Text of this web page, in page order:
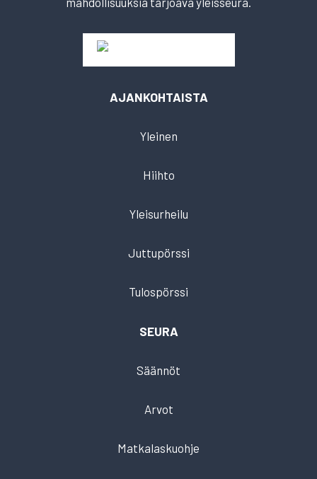
AJANKOHTAISTA
Yleinen
Hiihto
Yleisurheilu
Juttupörssi
Tulospörssi
SEURA
Säännöt
Arvot
Matkalaskuohje